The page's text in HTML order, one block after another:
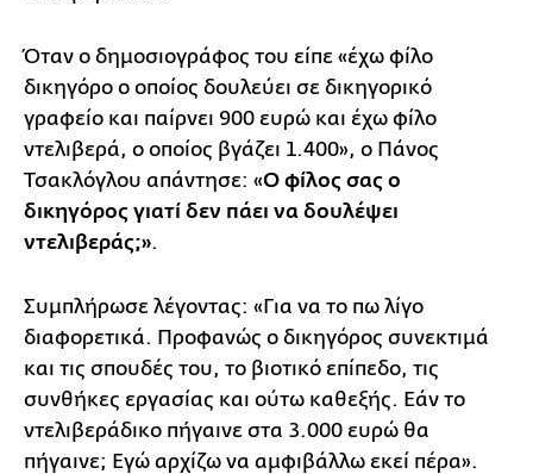
Όταν ο δημοσιογράφος του είπε «έχω φίλο
δικηγόρο ο οποίος δουλεύει σε δικηγορικό
γραφείο και παίρνει 900 ευρώ και έχω φίλο
ντελιβερά, ο οποίος βγάζει 1.400», ο Πάνος
Τσακλόγλου απάντησε: «Ο φίλος σας ο
δικηγόρος γιατί δεν πάει να δουλέψει
ντελιβεράς;».
Συμπλήρωσε λέγοντας: «Για να το πω λίγο
διαφορετικά. Προφανώς ο δικηγόρος συνεκτιμά
και τις σπουδές του, το βιοτικό επίπεδο, τις
συνθήκες εργασίας και ούτω καθεξής. Εάν το
ντελιβεράδικο πήγαινε στα 3.000 ευρώ θα
πήγαινε; Εγώ αρχίζω να αμφιβάλλω εκεί πέρα».